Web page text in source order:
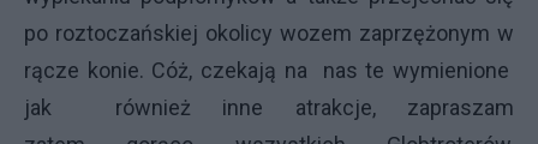
po roztoczańskiej okolicy wozem zaprzężonym w
rącze konie. Cóż, czekają na nas te wymienione
jak również inne atrakcje, zapraszam